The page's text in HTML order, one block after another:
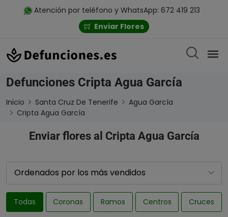
Atención por teléfono y WhatsApp: 672 419 213
Enviar Flores
Defunciones Cripta Agua García
Inicio Santa Cruz De Tenerife
Agua García
Cripta Agua García
Enviar flores al Cripta Agua García
Todas Coronas Ramos Centros Cruces